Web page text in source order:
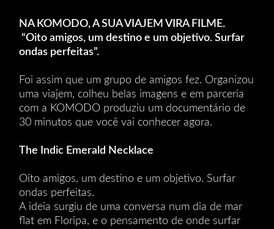
NA KOMODO, A SUA VIAJEM VIRA FILME.
“Oito amigos, um destino e um objetivo. Surfar
ondas perfeitas”.
Foi assim que um grupo de amigos fez. Organizou
uma viajem, colheu belas imagens e em parceria
com a KOMODO produziu um documentário de
30 minutos que você vai conhecer agora.
The Indic Emerald Necklace
Oito amigos, um destino e um objetivo. Surfar
ondas perfeitas.
A ideia surgiu de uma conversa num dia de mar
flat em Floripa, e o pensamento de onde surfar